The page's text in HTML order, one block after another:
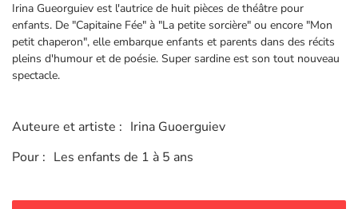
Irina Gueorguiev est l'autrice de huit pièces de théâtre pour
enfants. De "Capitaine Fée" à "La petite sorcière" ou encore "Mon
petit chaperon", elle embarque enfants et parents dans des récits
pleins d'humour et de poésie. Super sardine est son tout nouveau
spectacle.
Auteure et artiste : Irina Guoerguiev
Pour : Les enfants de 1 à 5 ans